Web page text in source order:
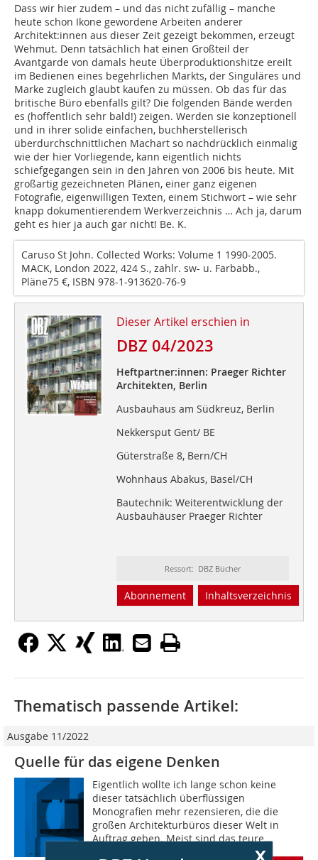
Dass wir hier zudem – und das nicht zufällig – manche
heute schon Ikone gewordene Arbeiten anderer
Architekt:innen aus dieser Zeit gezeigt bekommen, erzeugt
Wehmut. Denn tatsächlich hat einen Großteil der
Avantgarde von damals heute Überproduktionshitze ereilt
im Bedienen eines begehrlichen Markts, der Singuläres und
Marke zugleich glaubt kaufen zu müssen. Ob das für das
britische Büro ebenfalls gilt? Die folgenden Bände werden
es (hoffentlich sehr bald!) zeigen. Werden sie konzeptionell
und in ihrer solide einfachen, buchherstellerisch
überdurchschnittlichen Machart so nachdrücklich einmalig
wie der hier Vorliegende, kann eigentlich nichts
schiefgegangen sein in den Jahren von 2006 bis heute. Mit
großartig gezeichneten Plänen, einer ganz eigenen
Fotografie, eigenwilligen Texten, einem Stichwort – wie sehr
knapp dokumentierendem Werkverzeichnis … Ach ja, darum
geht es hier ja auch gar nicht! Be. K.
Caruso St John. Collected Works: Volume 1 1990-2005.
MACK, London 2022, 424 S., zahlr. sw- u. Farbabb.,
Pläne75 €, ISBN 978-1-913620-76-9
Dieser Artikel erschien in
DBZ 04/2023
Heftpartner:innen: Praeger Richter
Architekten, Berlin
Ausbauhaus am Südkreuz, Berlin
Nekkersput Gent/ BE
Güterstraße 8, Bern/CH
Wohnhaus Abakus, Basel/CH
Bautechnik: Weiterentwicklung der
Ausbauhäuser Praeger Richter
Ressort: DBZ Bücher
Abonnement Inhaltsverzeichnis
x
Thematisch passende Artikel:
Ausgabe 11/2022
Quelle für das eigene Denken
Eigentlich wollte ich lange schon keine
dieser tatsächlich überflüssigen
Monografien mehr rezensieren, die die
großen Architekturbüros dieser Welt in
Auftrag geben. Meist sind das teure...